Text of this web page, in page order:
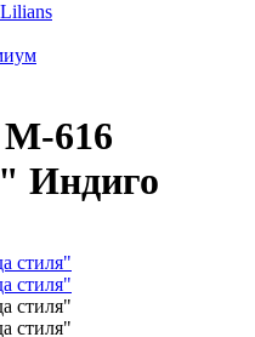
616
Индиго